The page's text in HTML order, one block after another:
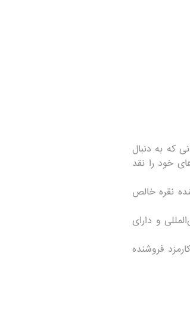
که به دنبال
خود را نقد
می‌شوند که نشان‌دهنده نقره خالص
و دارای
فروشنده